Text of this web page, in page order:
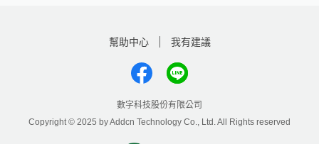
幫助中心 我有建議
數字科技股份有限公司
Copyright © 2025 by Addcn Technology Co., Ltd. All Rights reserved